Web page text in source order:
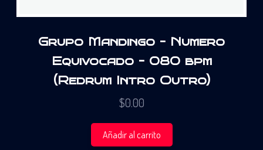
Grupo Mandingo – Numero
Equivocado – 080 bpm
(Redrum Intro Outro)
$0.00
Añadir al carrito